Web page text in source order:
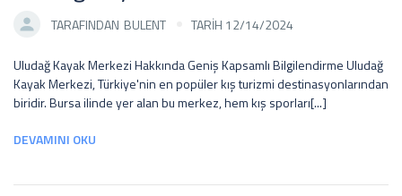
TARAFINDAN BULENT TARİH 12/14/2024
Uludağ Kayak Merkezi Hakkında Geniş Kapsamlı Bilgilendirme Uludağ
Kayak Merkezi, Türkiye'nin en popüler kış turizmi destinasyonlarından
biridir. Bursa ilinde yer alan bu merkez, hem kış sporları[...]
DEVAMINI OKU